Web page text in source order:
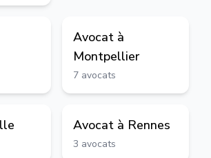
Avocat à
Montpellier
7 avocats
Avocat à Rennes
3 avocats